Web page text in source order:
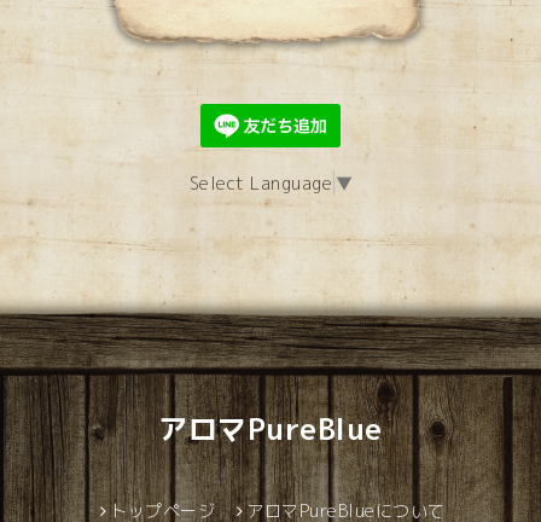
Select Language ▼
アロマPureBlue
トップページ アロマPureBlueについて